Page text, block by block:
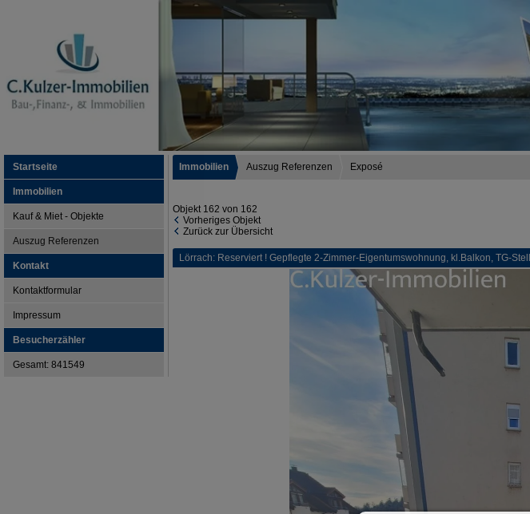
Startseite
Immobilien
Kauf & Miet - Objekte
Auszug Referenzen
Kontakt
Kontaktformular
Impressum
Besucherzähler
Gesamt: 841549
Immobilien Auszug Referenzen Exposé
Objekt 162 von 162
Vorheriges Objekt
Zurück zur Übersicht
Lörrach: Reserviert ! Gepflegte 2-Zimmer-Eigentumswohnung, kl.Balkon, TG-